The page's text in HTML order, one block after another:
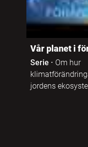
Vår planet i
Serie · Om hur
jordens